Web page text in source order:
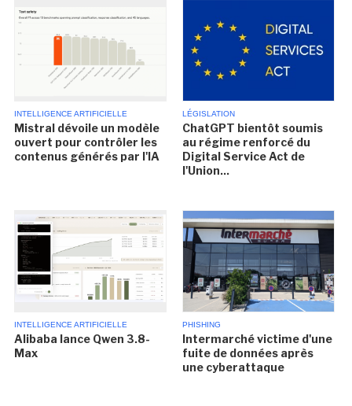
INTELLIGENCE ARTIFICIELLE
Mistral dévoile un modèle
ouvert pour contrôler les
contenus générés par l'IA
LÉGISLATION
ChatGPT bientôt soumis
au régime renforcé du
Digital Service Act de
l'Union...
INTELLIGENCE ARTIFICIELLE
Alibaba lance Qwen 3.8-
Max
PHISHING
Intermarché victime d'une
fuite de données après
une cyberattaque